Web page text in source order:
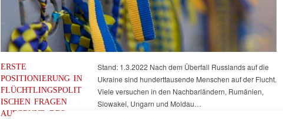
ERSTE
POSITIONIERUNG IN
FLÜCHTLINGSPOLIT
ISCHEN FRAGEN
AUFGRUND DES
Stand: 1.3.2022 Nach dem Überfall Russlands auf die
Ukraine sind hunderttausende Menschen auf der Flucht.
Viele versuchen in den Nachbarländern, Rumänien,
Slowakei, Ungarn und Moldau…